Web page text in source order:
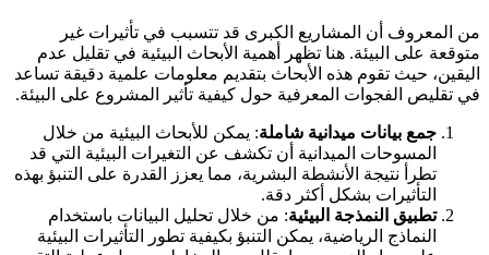
من المعروف أن المشاريع الكبرى قد تتسبب في تأثيرات غير
متوقعة على البيئة. هنا تظهر أهمية الأبحاث البيئية في تقليل عدم
اليقين، حيث تقوم هذه الأبحاث بتقديم معلومات علمية دقيقة تساعد
في تقليص الفجوات المعرفية حول كيفية تأثير المشروع على البيئة.
جمع بيانات ميدانية شاملة: يمكن للأبحاث البيئية من خلال
المسوحات الميدانية أن تكشف عن التغيرات البيئية التي قد
تطرأ نتيجة الأنشطة البشرية، مما يعزز القدرة على التنبؤ بهذه
التأثيرات بشكل أكثر دقة.
تطبيق النمذجة البيئية: من خلال تحليل البيانات باستخدام
النماذج الرياضية، يمكن التنبؤ بكيفية تطور التأثيرات البيئية